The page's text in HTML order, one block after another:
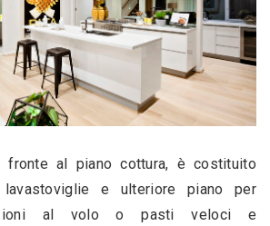
al piano cottura, è costituito
e ulteriore piano per
al volo o pasti veloci e